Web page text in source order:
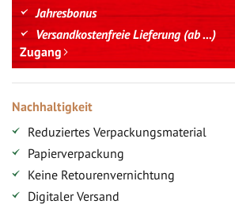
Jahresbonus
Versandkostenfreie Lieferung (ab ...)
Zugang
Nachhaltigkeit
Reduziertes Verpackungsmaterial
Papierverpackung
Keine Retourenvernichtung
Digitaler Versand